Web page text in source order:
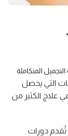
المتكاملة
التي يحصل
علاج الكثير من
تُقدم دورات